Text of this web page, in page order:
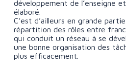
développement de l’enseigne
élaboré.
C’est d’ailleurs en grande
répartition des rôles entre
qui conduit un réseau à se
une bonne organisation des
plus efficacement.